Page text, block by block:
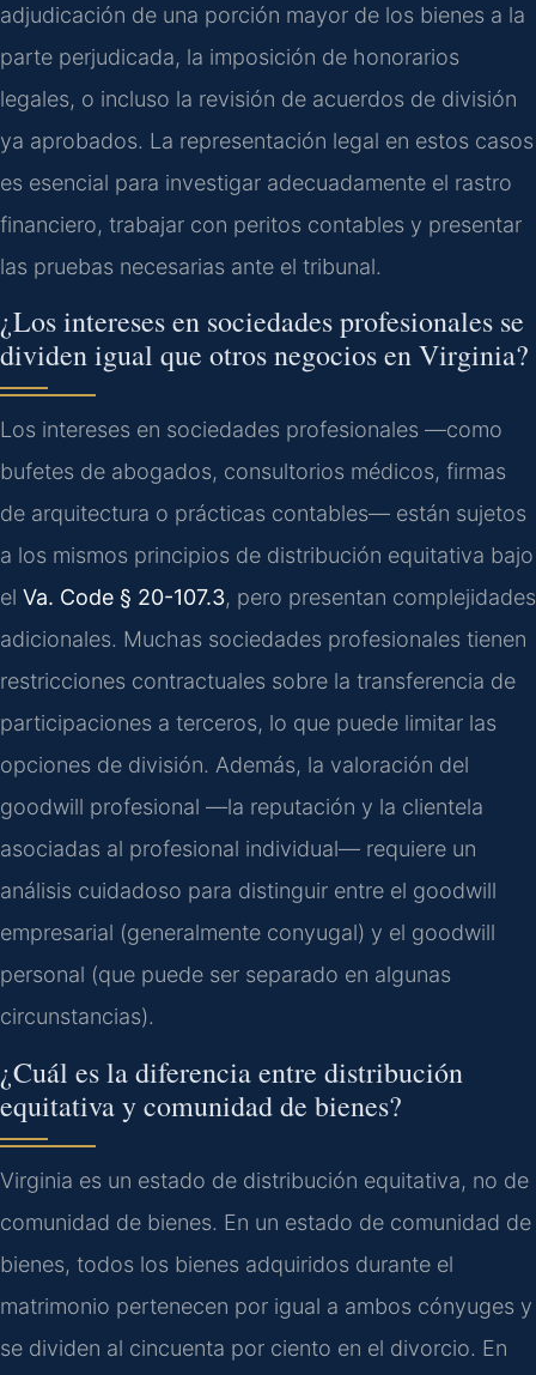
adjudicación de una porción mayor de los bienes a la
parte perjudicada, la imposición de honorarios
legales, o incluso la revisión de acuerdos de división
ya aprobados. La representación legal en estos casos
es esencial para investigar adecuadamente el rastro
financiero, trabajar con peritos contables y presentar
las pruebas necesarias ante el tribunal.
¿Los intereses en sociedades profesionales se
dividen igual que otros negocios en Virginia?
Los intereses en sociedades profesionales —como
bufetes de abogados, consultorios médicos, firmas
de arquitectura o prácticas contables— están sujetos
a los mismos principios de distribución equitativa bajo
el Va. Code § 20-107.3, pero presentan complejidades
adicionales. Muchas sociedades profesionales tienen
restricciones contractuales sobre la transferencia de
participaciones a terceros, lo que puede limitar las
opciones de división. Además, la valoración del
goodwill profesional —la reputación y la clientela
asociadas al profesional individual— requiere un
análisis cuidadoso para distinguir entre el goodwill
empresarial (generalmente conyugal) y el goodwill
personal (que puede ser separado en algunas
circunstancias).
¿Cuál es la diferencia entre distribución
equitativa y comunidad de bienes?
Virginia es un estado de distribución equitativa, no de
comunidad de bienes. En un estado de comunidad de
bienes, todos los bienes adquiridos durante el
matrimonio pertenecen por igual a ambos cónyuges y
se dividen al cincuenta por ciento en el divorcio. En